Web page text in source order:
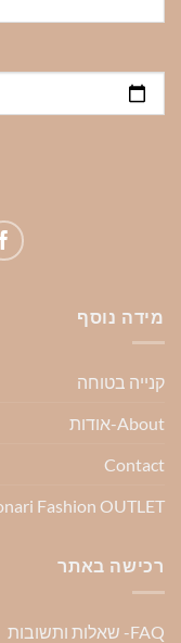
מידה נוסף
קנייה בטוחה
About-אודות
Contact
Fashion OUTLET
רכישה באתר
FAQ- שאלות ותשובות